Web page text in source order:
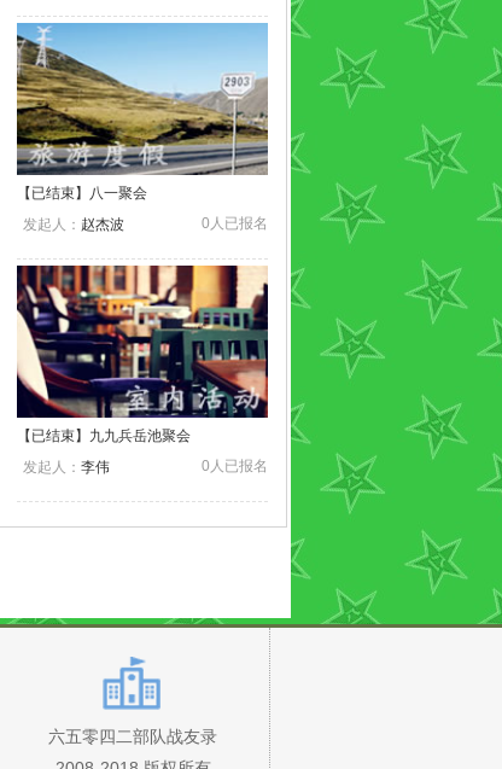
【 已结束】八一聚会
发起人： 赵杰波 0人已报名
【 已结束】九九兵岳池聚会
发起人： 李伟 0人已报名
六五零四二部队战友录